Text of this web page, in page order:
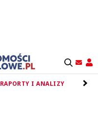
RAPORTY I ANALIZY